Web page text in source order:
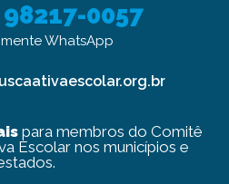
0057
WhatsApp
para membros do Comitê
Escolar nos municípios e